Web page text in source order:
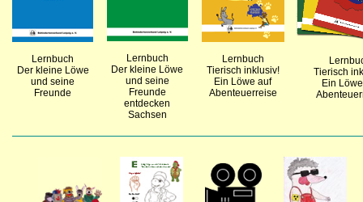
Lernbuch
Der kleine Löwe
und seine
Freunde
Lernbuch
Der kleine Löwe
und seine
Freunde
entdecken
Sachsen
Lernbuch
Tierisch inklusiv!
Ein Löwe auf
Abenteuerreise
Tierisch
Ein